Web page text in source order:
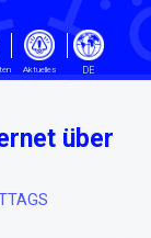
Inhalt gehen
Aktuelles DE
über